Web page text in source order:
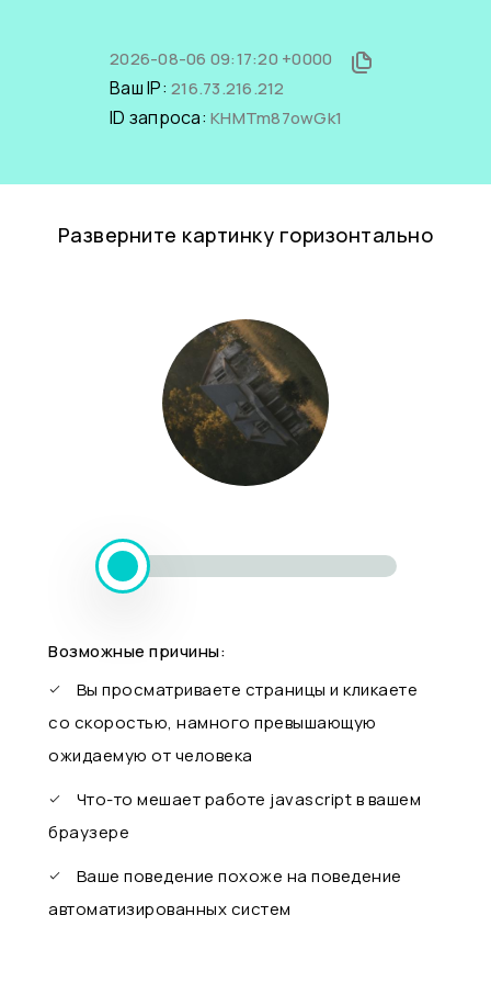
2026-08-06 09:17:20 +0000
Ваш IP: 216.73.216.212
ID запроса: KHMTm87owGk1
Разверните картинку горизонтально
Возможные причины:
Вы просматриваете страницы и кликаете
со скоростью, намного превышающую
ожидаемую от человека
Что-то мешает работе javascript в вашем
браузере
Ваше поведение похоже на поведение
автоматизированных систем